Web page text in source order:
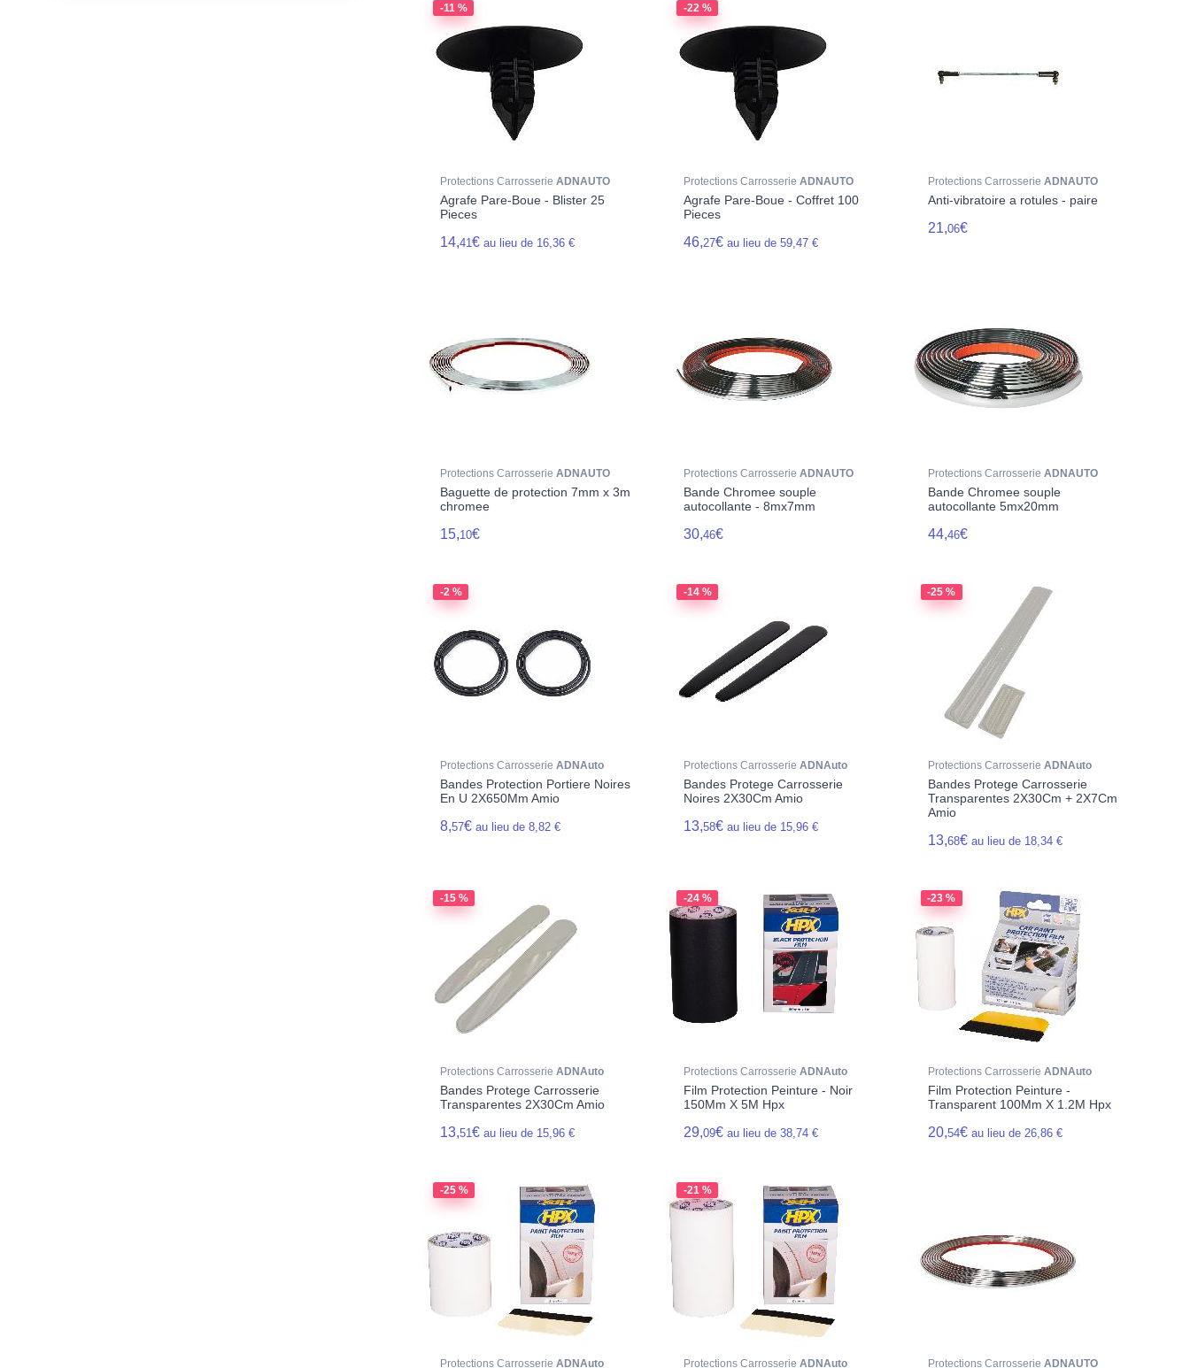
-11 %
Protections Carrosserie ADNAUTO
Agrafe Pare-Boue - Blister 25
Pieces
14,41 € au lieu de 16,36 €
-22 %
Protections CarrosserieADNAUTO
Agrafe Pare-Boue - Coffret 100
Pieces
46,27€ au lieu de 59,47 €
Protections Carrosserie ADNAUTO
Anti-vibratoire a rotules - paire
21,06€
Protections Carrosserie ADNAUTO
Baguette de protection 7mm x 3m
chromee
15,10€
Protections CarrosserieADNAUTO
Bande Chromee souple
autocollante - 8mx7mm
30,46€
Protections Carrosserie ADNAUTO
Bande Chromee souple
autocollante 5mx20mm
44,46€
-2 %
Protections Carrosserie ADNAuto
Bandes Protection Portiere Noires
En U 2X650Mm Amio
8,57€ au lieu de 8,82 €
-14 %
Protections CarrosserieADNAuto
Bandes Protege Carrosserie
Noires 2X30Cm Amio
13,58€ au lieu de 15,96 €
-25 %
Protections Carrosserie ADNAuto
Bandes Protege Carrosserie
Transparentes 2X30Cm + 2X7Cm
Amio
13,68€ au lieu de 18,34 €
-15 %
Protections Carrosserie ADNAuto
Bandes Protege Carrosserie
Transparentes 2X30Cm Amio
13,51 € au lieu de 15,96 €
-24 %
Protections CarrosserieADNAuto
Film Protection Peinture - Noir
150Mm X 5M Hpx
29,09€ au lieu de 38,74 €
-23 %
Protections Carrosserie ADNAuto
Film Protection Peinture -
Transparent 100Mm X 1.2M Hpx
20,54€ au lieu de 26,86 €
-25 %
Protections Carrosserie ADNAuto
-21 %
Protections CarrosserieADNAuto Protections Carrosserie ADNAUTO